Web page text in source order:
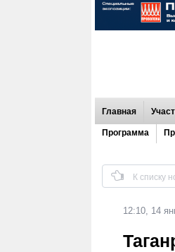
Главная
Программа
К списку
12:10, 14